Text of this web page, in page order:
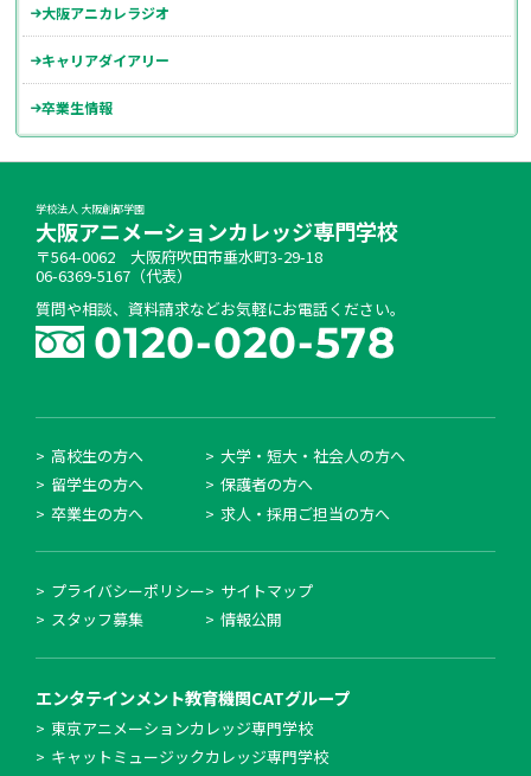
大阪アニカレラジオ
キャリアダイアリー
卒業生情報
学校法人 大阪創都学園
大阪アニメーションカレッジ専門学校
〒564-0062 大阪府吹田市垂水町3-29-18
06-6369-5167（代表）
質問や相談、資料請求などお気軽にお電話ください。
高校生の方へ
大学・短大・社会人の方へ
留学生の方へ
保護者の方へ
卒業生の方へ
求人・採用ご担当の方へ
プライバシーポリシー
サイトマップ
スタッフ募集
情報公開
エンタテインメント教育機関CATグループ
東京アニメーションカレッジ専門学校
キャットミュージックカレッジ専門学校